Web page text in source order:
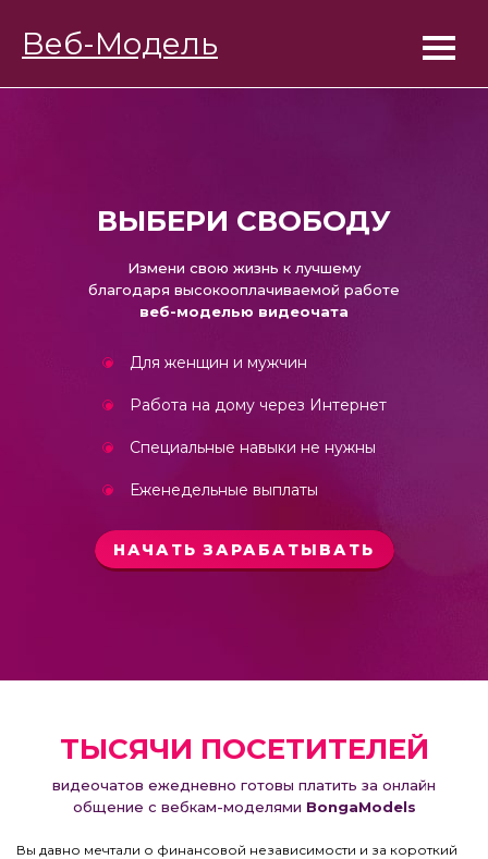
Веб-Модель
BongaModels Работа девушкам
ВЫБЕРИ СВОБОДУ
Измени свою жизнь к лучшему
благодаря высокооплачиваемой работе
веб-моделью видеочата
Для женщин и мужчин
Работа на дому через Интернет
Специальные навыки не нужны
Еженедельные выплаты
НАЧАТЬ ЗАРАБАТЫВАТЬ
ТЫСЯЧИ ПОСЕТИТЕЛЕЙ
видеочатов ежедневно готовы платить за онлайн
общение с вебкам-моделями BongaModels
Вы давно мечтали о финансовой независимости и за короткий